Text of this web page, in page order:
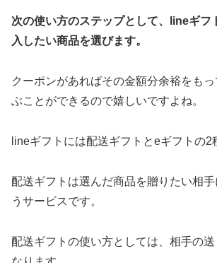
次の使い方のステップとして、lineギフ
入したい商品を選びます。
クーポンがあればその金額分余裕をも
ぶことができるので嬉しいですよね。
lineギフトには配送ギフトとeギフトの2
配送ギフトは選んだ商品を贈りたい相
うサービスです。
配送ギフトの使い方としては、相手の